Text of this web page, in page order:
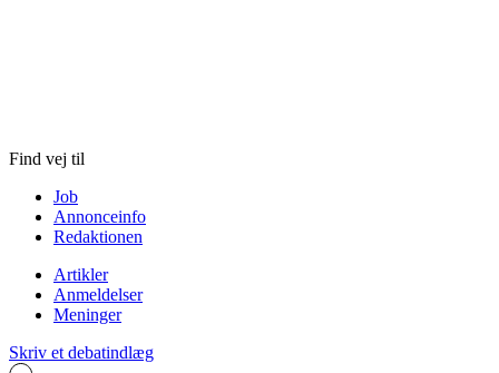
Find vej til
Job
Annonceinfo
Redaktionen
Artikler
Anmeldelser
Meninger
Skriv et debatindlæg